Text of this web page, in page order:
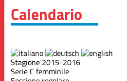
Calendario
Stagione 2015-2016
Serie C femminile